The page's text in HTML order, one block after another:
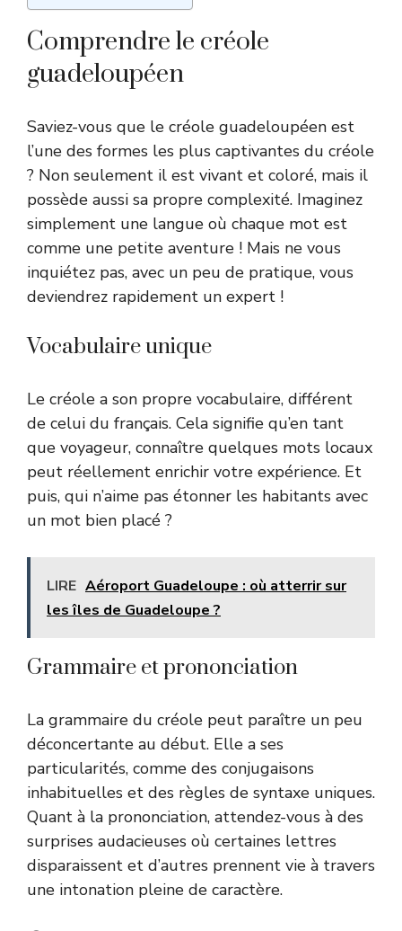
Comprendre le créole
guadeloupéen
Saviez-vous que le créole guadeloupéen est
l’une des formes les plus captivantes du créole
? Non seulement il est vivant et coloré, mais il
possède aussi sa propre complexité. Imaginez
simplement une langue où chaque mot est
comme une petite aventure ! Mais ne vous
inquiétez pas, avec un peu de pratique, vous
deviendrez rapidement un expert !
Vocabulaire unique
Le créole a son propre vocabulaire, différent
de celui du français. Cela signifie qu’en tant
que voyageur, connaître quelques mots locaux
peut réellement enrichir votre expérience. Et
puis, qui n’aime pas étonner les habitants avec
un mot bien placé ?
LIRE Aéroport Guadeloupe : où atterrir sur
les îles de Guadeloupe ?
Grammaire et prononciation
La grammaire du créole peut paraître un peu
déconcertante au début. Elle a ses
particularités, comme des conjugaisons
inhabituelles et des règles de syntaxe uniques.
Quant à la prononciation, attendez-vous à des
surprises audacieuses où certaines lettres
disparaissent et d’autres prennent vie à travers
une intonation pleine de caractère.